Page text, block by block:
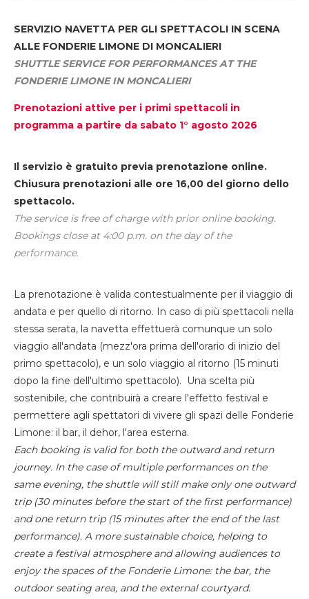
SERVIZIO NAVETTA PER GLI SPETTACOLI IN SCENA
ALLE FONDERIE LIMONE DI MONCALIERI
SHUTTLE SERVICE FOR PERFORMANCES AT THE
FONDERIE LIMONE IN MONCALIERI
Prenotazioni attive per i primi spettacoli in
programma a partire da sabato 1° agosto 2026
Il servizio è gratuito previa prenotazione online.
Chiusura prenotazioni alle ore 16,00 del giorno dello
spettacolo.
The service is free of charge with prior online booking.
Bookings close at 4:00 p.m. on the day of the
performance.
La prenotazione è valida contestualmente per il viaggio di
andata e per quello di ritorno. In caso di più spettacoli nella
stessa serata, la navetta effettuerà comunque un solo
viaggio all'andata (mezz'ora prima dell'orario di inizio del
primo spettacolo), e un solo viaggio al ritorno (15 minuti
dopo la fine dell'ultimo spettacolo). Una scelta più
sostenibile, che contribuirà a creare l'effetto festival e
permettere agli spettatori di vivere gli spazi delle Fonderie
Limone: il bar, il dehor, l'area esterna.
Each booking is valid for both the outward and return
journey. In the case of multiple performances on the
same evening, the shuttle will still make only one outward
trip (30 minutes before the start of the first performance)
and one return trip (15 minutes after the end of the last
performance). A more sustainable choice, helping to
create a festival atmosphere and allowing audiences to
enjoy the spaces of the Fonderie Limone: the bar, the
outdoor seating area, and the external courtyard.